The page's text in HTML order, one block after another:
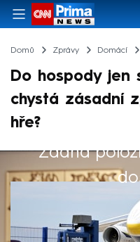
Domů Zprávy Domácí
Do hospody jen
chystá zásadní
hře?
Žádná
Výběr redakce